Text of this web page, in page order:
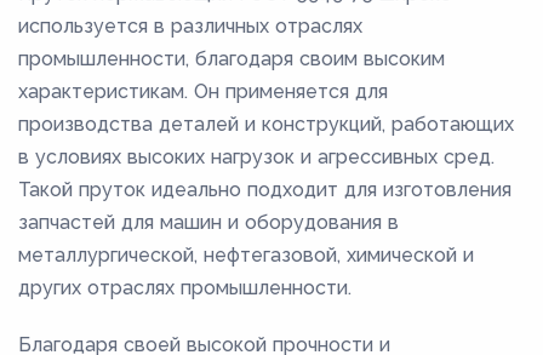
используется в различных отраслях
промышленности, благодаря своим высоким
характеристикам. Он применяется для
производства деталей и конструкций, работающих
в условиях высоких нагрузок и агрессивных сред.
Такой пруток идеально подходит для изготовления
запчастей для машин и оборудования в
металлургической, нефтегазовой, химической и
других отраслях промышленности.
Благодаря своей высокой прочности и